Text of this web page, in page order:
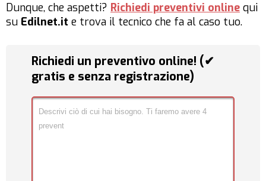
Dunque, che aspetti? Richiedi preventivi online qui
su Edilnet.it e trova il tecnico che fa al caso tuo.
Richiedi un preventivo online! (✔
gratis e senza registrazione)